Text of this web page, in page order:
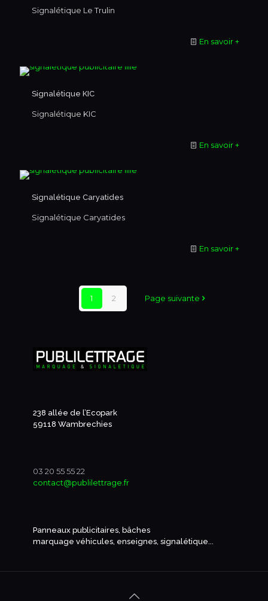
Signalétique Le Trulin
En savoir +
Signalétique KIC
Signalétique KIC
En savoir +
Signalétique Caryatides
Signalétique Caryatides
En savoir +
1 2 Page suivante
238 allée de l’Ecopark
59118 Wambrechies
03 20 55 55 22
contact@publilettrage.fr
Panneaux publicitaires, bâches
marquage véhicules, enseignes, signalétique...